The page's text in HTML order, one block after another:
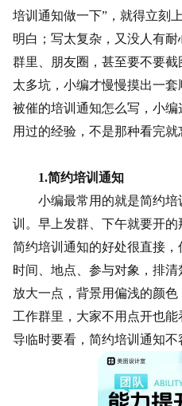
培训通知做一下”，就得立刻
明白；写太复杂，又没人有耐
群里、朋友圈，甚至要不要截
太多坑，小编才慢慢摸出一套
被催的培训通知怎么写，小编
用过的经验，不是那种看完就
1.简约培训通知
小编最常用的就是简约培
训。早上发群、下午就要开的
简约培训通知的好处很直接
时间、地点、参与对象，排
放大一点，背景用偏浅的颜
工作群里，大家不用点开也能
导临时要看，简约培训通知